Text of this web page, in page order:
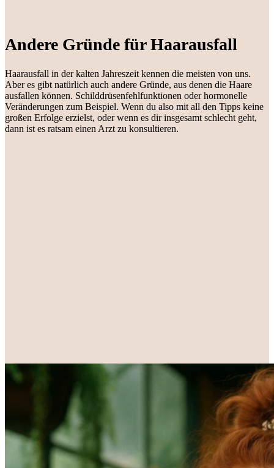
Andere Gründe für Haarausfall
Haarausfall in der kalten Jahreszeit kennen die meisten von uns.
Aber es gibt natürlich auch andere Gründe, aus denen die Haare
ausfallen können. Schilddrüsenfehlfunktionen oder hormonelle
Veränderungen zum Beispiel. Wenn du also mit all den Tipps keine
großen Erfolge erzielst, oder wenn es dir insgesamt schlecht geht,
dann ist es ratsam einen Arzt zu konsultieren.